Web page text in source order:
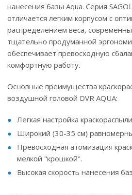
нанесения базы Aqua. Серия
отличается легким корпусом с
распределением веса,
тщательно продуманной
обеспечивает превосходную
комфортную работу.
Основные преимущества
воздушной головой DVR AQUA:
Легкая настройка
Широкий (30-35 см)
Превосходная атомизация
мелкой "крошкой".
Высокая скорость нанесения